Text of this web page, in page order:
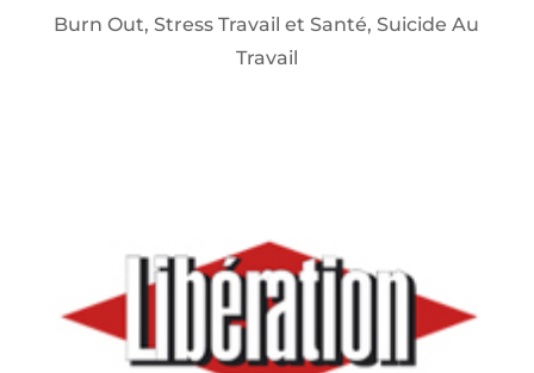
Burn Out,Stress Travail et Santé,Suicide Au
Travail